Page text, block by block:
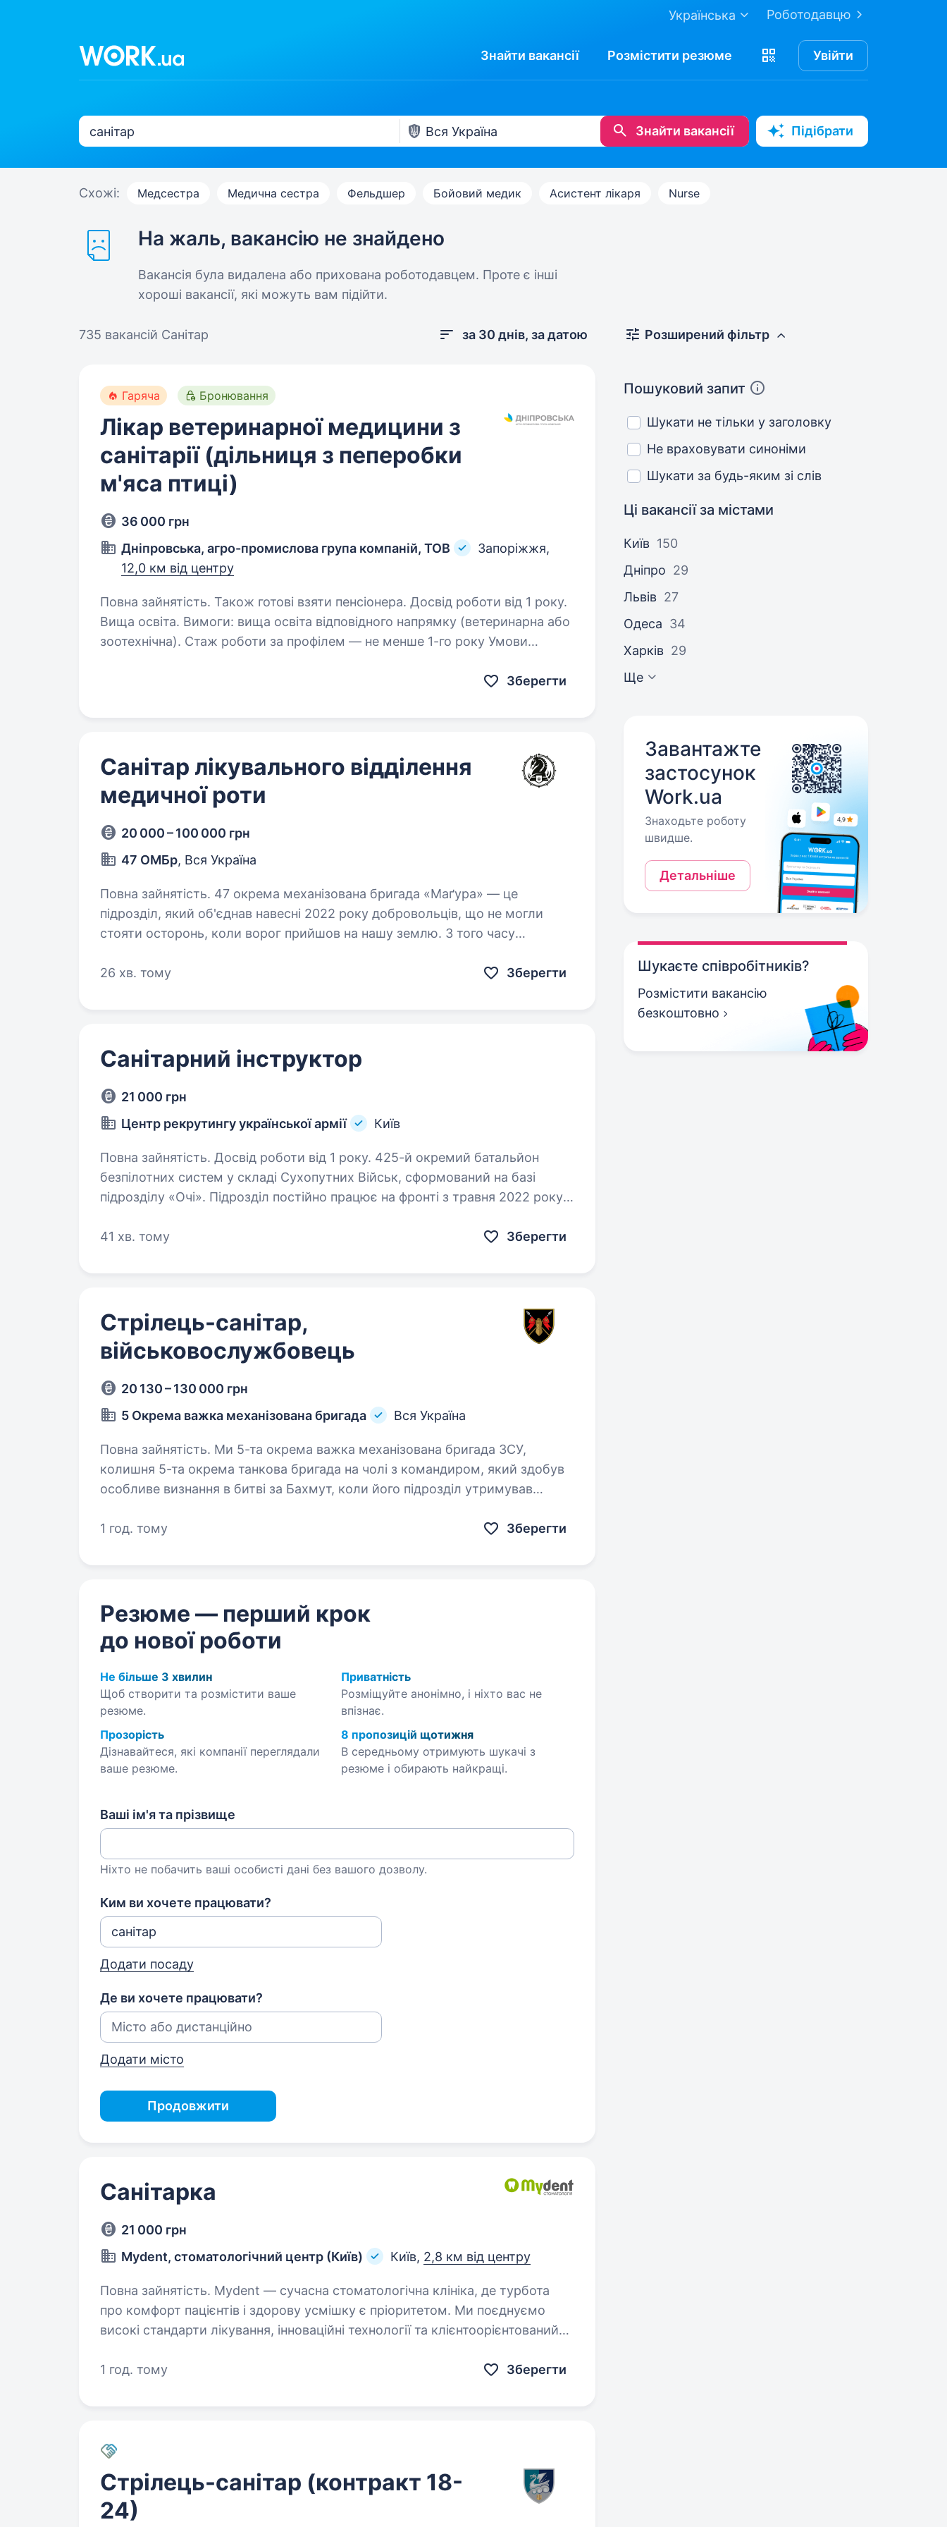
Роботодавцю
Українська
Знайти вакансії Розмістити резюме Увійти
Знайти вакансії Підібрати
Схожі: Медсестра Медична сестра Фельдшер Бойовий медик Асистент лікаря Nurse
На жаль, вакансію не знайдено
Вакансія була видалена або прихована роботодавцем. Проте є інші
хороші вакансії, які можуть вам підійти.
735 вакансій Санітар за 30 днів, за датою
Гаряча Бронювання
Лікар ветеринарної медицини з
санітарії (дільниця з пеперобки
м'яса птиці)
36 000 грн
Дніпровська, агро-промислова група компаній, ТОВ
Запоріжжя,
12,0 км від центру
Повна зайнятість. Також готові взяти пенсіонера. Досвід роботи від 1 року.
Вища освіта. Вимоги: вища освіта відповідного напрямку (ветеринарна або
зоотехнічна). Стаж роботи за профілем — не менше 1-го року Умови
Зберегти
Санітар лікувального відділення
медичної роти
20 000 – 100 000 грн
47 ОМБр, Вся Україна
Повна зайнятість. 47 окрема механізована бригада «Маґура» — це
підрозділ, який об'єднав навесні 2022 року добровольців, що не могли
стояти осторонь, коли ворог прийшов на нашу землю. З того часу
26 хв. тому
Зберегти
Санітарний інструктор
21 000 грн
Центр рекрутингу української армії
Київ
Повна зайнятість. Досвід роботи від 1 року. 425-й окремий батальйон
безпілотних систем у складі Сухопутних Військ, сформований на базі
підрозділу «Очі». Підрозділ постійно працює на фронті з травня 2022 року
41 хв. тому
Зберегти
Стрілець-санітар,
військовослужбовець
20 130 – 130 000 грн
5 Окрема важка механізована бригада
Вся Україна
Повна зайнятість. Ми 5-та окрема важка механізована бригада ЗСУ,
колишня 5-та окрема танкова бригада на чолі з командиром, який здобув
особливе визнання в битві за Бахмут, коли його підрозділ утримував
1 год. тому
Зберегти
Резюме — перший крок
до нової роботи
Не більше 3 хвилин
Щоб створити та розмістити ваше
резюме.
Приватність
Розміщуйте анонімно, і ніхто вас не
впізнає.
Прозорість
Дізнавайтеся, які компанії переглядали
ваше резюме.
8 пропозицій щотижня
В середньому отримують шукачі з
резюме і обирають найкращі.
Ваші ім'я та прізвище
Ніхто не побачить ваші особисті дані без вашого дозволу.
Ким ви хочете працювати?
Додати посаду
Де ви хочете працювати?
Додати місто
Продовжити
Санітарка
21 000 грн
Mydent, стоматологічний центр (Київ)
Київ, 2,8 км від центру
Повна зайнятість. Mydent — сучасна стоматологічна клініка, де турбота
про комфорт пацієнтів і здорову усмішку є пріоритетом. Ми поєднуємо
високі стандарти лікування, інноваційні технології та клієнтоорієнтований
1 год. тому
Зберегти
Стрілець-санітар (контракт 18-
24)
Розширений фільтр
Пошуковий запит
Шукати не тільки у заголовку
Не враховувати синоніми
Шукати за будь-яким зі слів
Ці вакансії за містами
Київ 150
Дніпро 29
Львів 27
Одеса 34
Харків 29
Ще
Завантажте
застосунок
Work.ua
Знаходьте роботу
швидше.
Детальніше
Шукаєте співробітників?
Розмістити вакансію
безкоштовно